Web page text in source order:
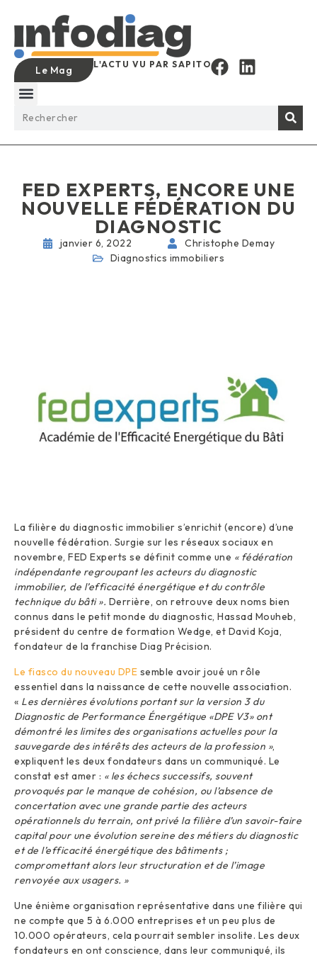
Le Mag L'ACTU VU PAR SAPITO
FED EXPERTS, ENCORE UNE
NOUVELLE FÉDÉRATION DU
DIAGNOSTIC
janvier 6, 2022
Christophe Demay
Diagnostics immobiliers
La filière du diagnostic immobilier s’enrichit (encore) d’une
nouvelle fédération. Surgie sur les réseaux sociaux en
novembre, FED Experts se définit comme une « fédération
indépendante regroupant les acteurs du diagnostic
immobilier, de l’efficacité énergétique et du contrôle
technique du bâti ». Derrière, on retrouve deux noms bien
connus dans le petit monde du diagnostic, Hassad Mouheb,
président du centre de formation Wedge, et David Koja,
fondateur de la franchise Diag Précision.
Le fiasco du nouveau DPE semble avoir joué un rôle
essentiel dans la naissance de cette nouvelle association.
« Les dernières évolutions portant sur la version 3 du
Diagnostic de Performance Énergétique «DPE V3» ont
démontré les limites des organisations actuelles pour la
sauvegarde des intérêts des acteurs de la profession »,
expliquent les deux fondateurs dans un communiqué. Le
constat est amer : « les échecs successifs, souvent
provoqués par le manque de cohésion, ou l’absence de
concertation avec une grande partie des acteurs
opérationnels du terrain, ont privé la filière d’un savoir-faire
capital pour une évolution sereine des métiers du diagnostic
et de l’efficacité énergétique des bâtiments ;
compromettant alors leur structuration et de l’image
renvoyée aux usagers. »
Une énième organisation représentative dans une filière qui
ne compte que 5 à 6.000 entreprises et un peu plus de
10.000 opérateurs, cela pourrait sembler insolite. Les deux
fondateurs en ont conscience, dans leur communiqué, ils